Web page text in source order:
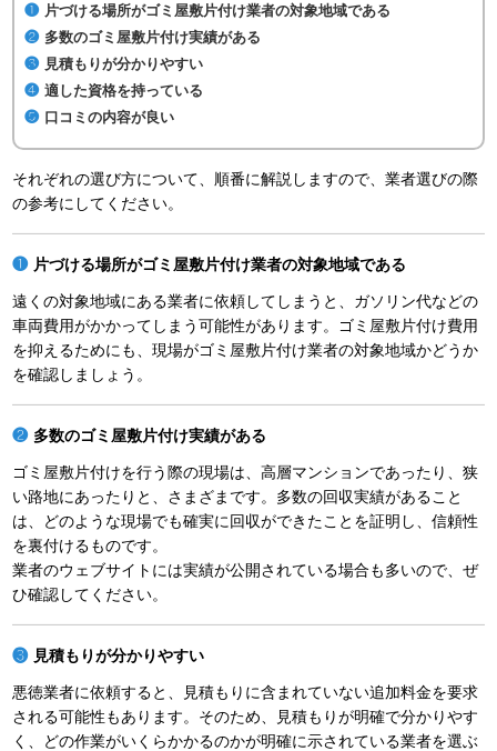
片づける場所がゴミ屋敷片付け業者の対象地域である
多数のゴミ屋敷片付け実績がある
見積もりが分かりやすい
適した資格を持っている
口コミの内容が良い
それぞれの選び方について、順番に解説しますので、業者選びの際
の参考にしてください。
片づける場所がゴミ屋敷片付け業者の対象地域である
遠くの対象地域にある業者に依頼してしまうと、ガソリン代などの
車両費用がかかってしまう可能性があります。ゴミ屋敷片付け費用
を抑えるためにも、現場がゴミ屋敷片付け業者の対象地域かどうか
を確認しましょう。
多数のゴミ屋敷片付け実績がある
ゴミ屋敷片付けを行う際の現場は、高層マンションであったり、狭
い路地にあったりと、さまざまです。多数の回収実績があること
は、どのような現場でも確実に回収ができたことを証明し、信頼性
を裏付けるものです。
業者のウェブサイトには実績が公開されている場合も多いので、ぜ
ひ確認してください。
見積もりが分かりやすい
悪徳業者に依頼すると、見積もりに含まれていない追加料金を要求
される可能性もあります。そのため、見積もりが明確で分かりやす
く、どの作業がいくらかかるのかが明確に示されている業者を選ぶ